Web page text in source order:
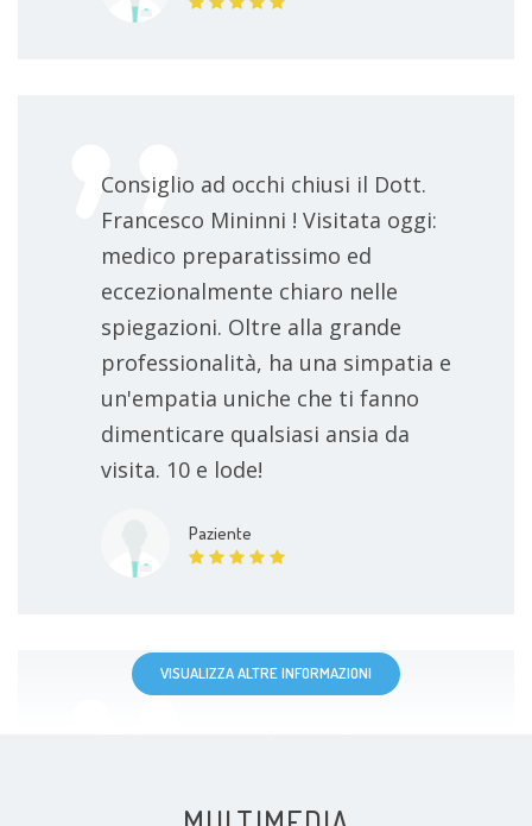
Consiglio ad occhi chiusi il Dott.
Francesco Mininni ! Visitata oggi:
medico preparatissimo ed
eccezionalmente chiaro nelle
spiegazioni. Oltre alla grande
professionalità, ha una simpatia e
un'empatia uniche che ti fanno
dimenticare qualsiasi ansia da
visita. 10 e lode!
Paziente
VISUALIZZA ALTRE INFORMAZIONI